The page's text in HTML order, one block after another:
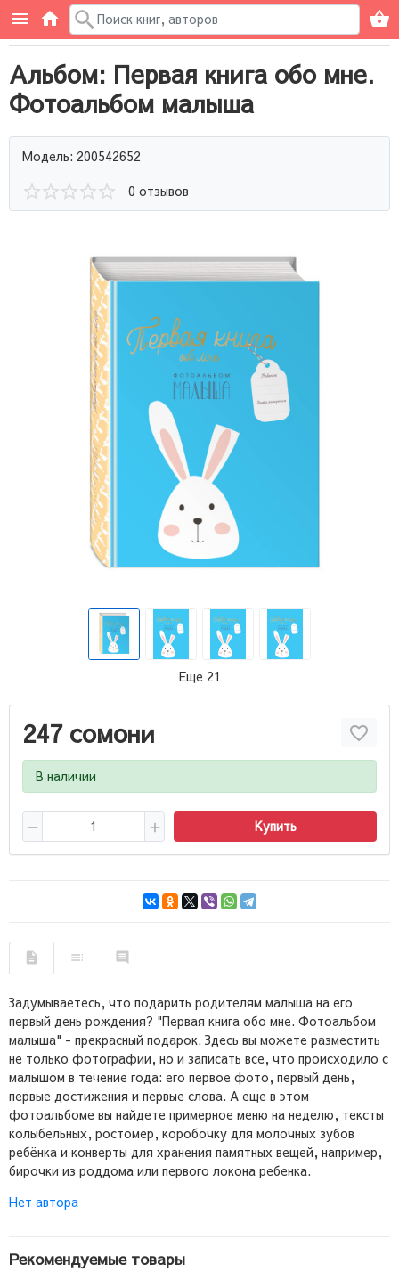
Альбом: Первая книга обо мне.
Фотоальбом малыша
Модель: 200542652
0 отзывов
Еще 21
247 сомони
В наличии
Купить
Задумываетесь, что подарить родителям малыша на его
первый день рождения? "Первая книга обо мне. Фотоальбом
малыша" - прекрасный подарок. Здесь вы можете разместить
не только фотографии, но и записать все, что происходило с
малышом в течение года: его первое фото, первый день,
первые достижения и первые слова. А еще в этом
фотоальбоме вы найдете примерное меню на неделю, тексты
колыбельных, ростомер, коробочку для молочных зубов
ребёнка и конверты для хранения памятных вещей, например,
бирочки из роддома или первого локона ребенка.
Нет автора
Рекомендуемые товары